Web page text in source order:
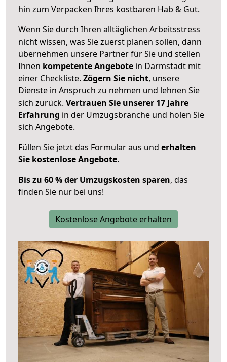
hin zum Verpacken Ihres kostbaren Hab & Gut.
Wenn Sie durch Ihren alltäglichen Arbeitsstress
nicht wissen, was Sie zuerst planen sollen, dann
übernehmen unsere Partner für Sie und stellen
Ihnen kompetente Angebote in Darmstadt mit
einer Checkliste. Zögern Sie nicht, unsere
Dienste in Anspruch zu nehmen und lehnen Sie
sich zurück. Vertrauen Sie unserer 17 Jahre
Erfahrung in der Umzugsbranche und holen Sie
sich Angebote.
Füllen Sie jetzt das Formular aus und erhalten
Sie kostenlose Angebote.
Bis zu 60 % der Umzugskosten sparen, das
finden Sie nur bei uns!
Kostenlose Angebote erhalten